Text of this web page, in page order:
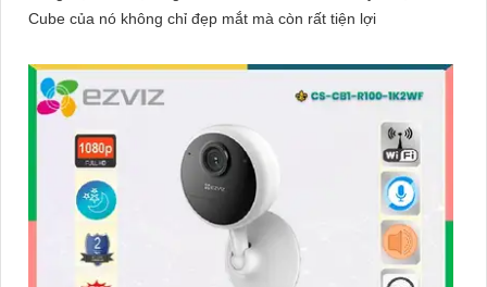
Cube của nó không chỉ đẹp mắt mà còn rất tiện lợi